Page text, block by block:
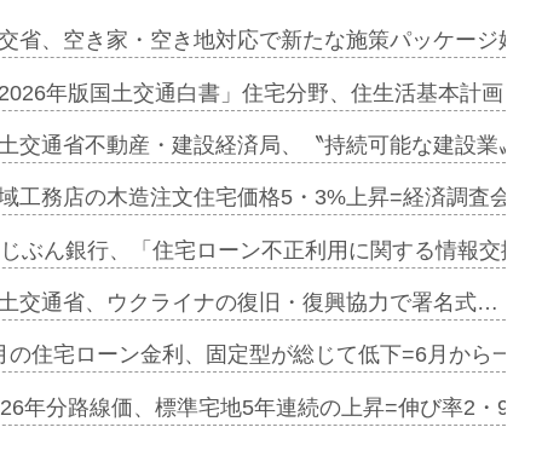
サー契約…
起用…
ミーレキ…
も城南エ…
合型の賃…
ンカフェ…
協業=お互…
コリビング…
省、空き家・空き地対応で新たな施策パッケージ始
年版国土交通白書」住宅分野、住生活基本計画を
交通省不動産・建設経済局、〝持続可能な建設業〟
工務店の木造注文住宅価格5・3%上昇=経済調査会
ぶん銀行、「住宅ローン不正利用に関する情報交換
交通省、ウクライナの復旧・復興協力で署名式…
の住宅ローン金利、固定型が総じて低下=6月から一
年分路線価、標準宅地5年連続の上昇=伸び率2・